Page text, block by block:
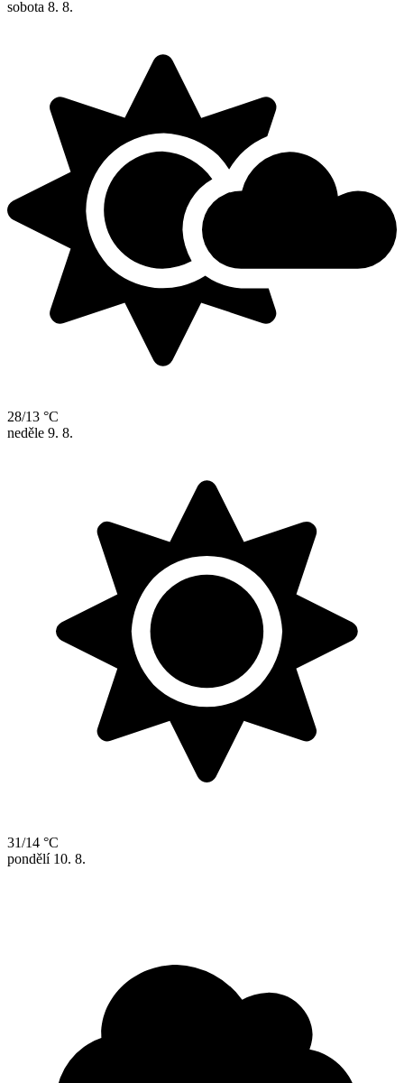
sobota 8. 8.
28/13 °C
neděle 9. 8.
31/14 °C
pondělí 10. 8.